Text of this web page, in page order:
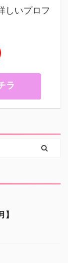
しいプロフ
ラ